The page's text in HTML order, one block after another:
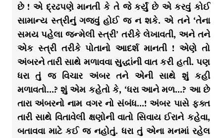
છે ! એ દ્રઢપણે માનતી કે તે જે કર્યું છે એ કરવું કોઈ
સામાન્ય સ્ત્રીનું ગજવું હોઈ જ ન શકે. એ તને ‘તેના
સમય પહેલા જન્મેલી સ્ત્રી’ તરીકે લેખાવતી, અને તને
એક સ્ત્રી તરીકે પોતાનો આદર્શ માનતી ! એણે તો
અંબરને તારી સાથે મળાવવા સુદ્ધાંની વાત કરી હતી. પણ
ધરા તું જ વિચાર અંબર તને એની સાથે શું કહી
મળાવતો…? શું એમ કહેતો કે, ‘ધરા આને મળ…? આ છે
તારા અંબરનો નામ વગર નો સંબંધ…! અંબર પાસે ફક્ત
તારી સાથે વિતાવેલી ક્ષણોની વાતો સિવાય ઈરાને કહેવા,
બતાવવા માટે કઈ જ નહોતું. ધરા તું એના મનમાં રહેલ